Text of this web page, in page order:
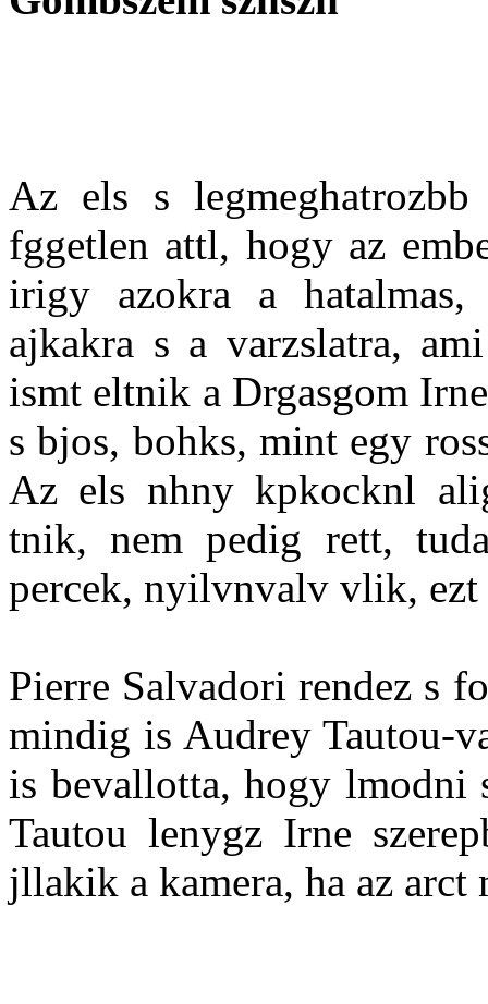
Az els s
fggetlen attl, hogy az
irigy azokra a
ajkakra s a varzslatra,
ismt eltnik a Drgasgom
s bjos, bohks, mint egy
Az els nhny kpkocknl
tnik, nem pedig rett,
percek, nyilvnvalv vlik, ezt
Pierre Salvadori rendez s
mindig is Audrey Tautou-
is bevallotta, hogy lmodni
Tautou lenygz Irne
jllakik a kamera, ha az arct